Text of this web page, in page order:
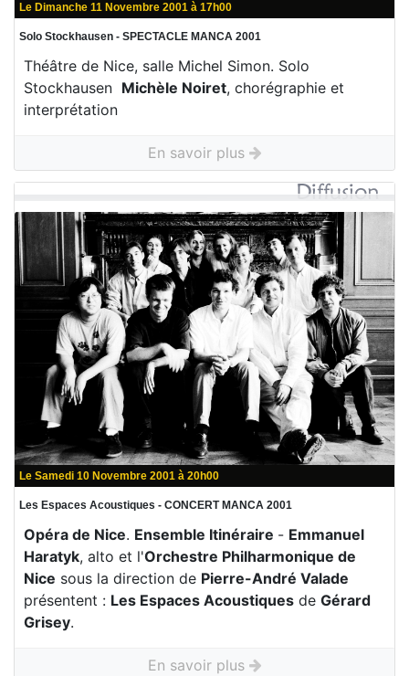
Le Dimanche 11 Novembre 2001 à 17h00
Solo Stockhausen - SPECTACLE MANCA 2001
Théâtre de Nice, salle Michel Simon. Solo
Stockhausen Michèle Noiret, chorégraphie et
interprétation
En savoir plus
Le Samedi 10 Novembre 2001 à 20h00
Les Espaces Acoustiques - CONCERT MANCA 2001
Opéra de Nice. Ensemble Itinéraire - Emmanuel
Haratyk, alto et l'Orchestre Philharmonique de
Nice sous la direction de Pierre-André Valade
présentent : Les Espaces Acoustiques de Gérard
Grisey.
En savoir plus